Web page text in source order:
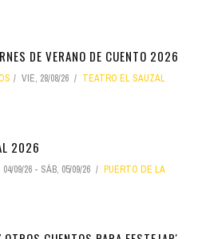
DE VERANO DE CUENTO 2026
VIE, 28/08/26 TEATRO EL SAUZAL
2026
09/26 - SÁB, 05/09/26
PUERTO DE LA